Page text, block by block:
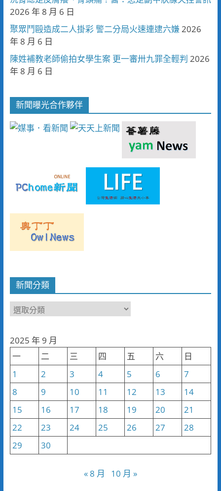
2026 年 8 月 6 日
聚眾鬥毆造成二人掛彩 警二分局火速連逮六嫌2026
年 8 月 6 日
陳姓補教老師偷拍女學生案 更一審卅九罪全輕判 2026
年 8 月 6 日
新聞曝光合作夥伴
新聞分類
新
類
2025 年 9 月
一
二 三 四 五 六
日
1
2 3 4 5 6
7
8
9 10 11 12 13
14
15
16 17 18 19 20
21
22
23 24 25 26 27
28
29
30
« 8 月 10 月 »